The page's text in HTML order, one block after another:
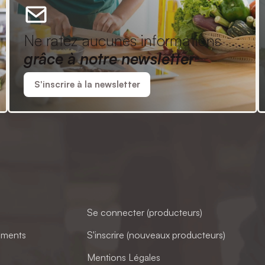
Ne ratez aucunes informations
grâce à notre newsletter
S'inscrire à la newsletter
Se connecter (producteurs)
S'inscrire (nouveaux producteurs)
Mentions Légales